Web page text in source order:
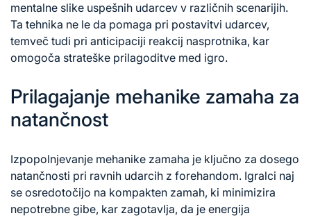
mentalne slike uspešnih udarcev v različnih scenarijih.
Ta tehnika ne le da pomaga pri postavitvi udarcev,
temveč tudi pri anticipaciji reakcij nasprotnika, kar
omogoča strateške prilagoditve med igro.
Prilagajanje mehanike zamaha za
natančnost
Izpopolnjevanje mehanike zamaha je ključno za dosego
natančnosti pri ravnih udarcih z forehandom. Igralci naj
se osredotočijo na kompakten zamah, ki minimizira
nepotrebne gibe, kar zagotavlja, da je energija